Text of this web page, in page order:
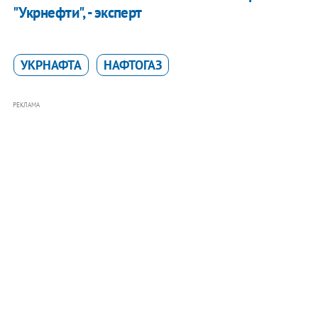
"Укрнефти", - эксперт
УКРНАФТА НАФТОГАЗ
РЕКЛАМА